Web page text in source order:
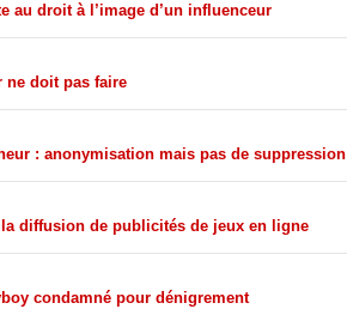
au droit à l’image d’un influenceur
ne doit pas faire
: anonymisation mais pas de suppression
diffusion de publicités de jeux en ligne
condamné pour dénigrement